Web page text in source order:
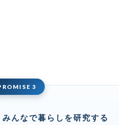
3
みんなで暮らしを研究する